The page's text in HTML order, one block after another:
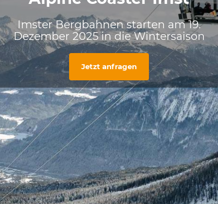
Imster Bergbahnen starten am 19.
Dezember 2025 in die Wintersaison
Jetzt anfragen